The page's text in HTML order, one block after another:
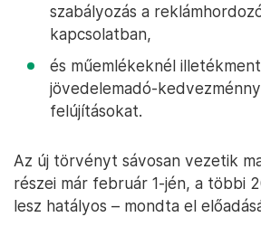
szabályozás a
kapcsolatban,
és műemlékeknél
jövedelemadó-
felújításokat.
Az új törvényt sávosan vezetik
részei már február 1-jén, a többi
lesz hatályos – mondta el